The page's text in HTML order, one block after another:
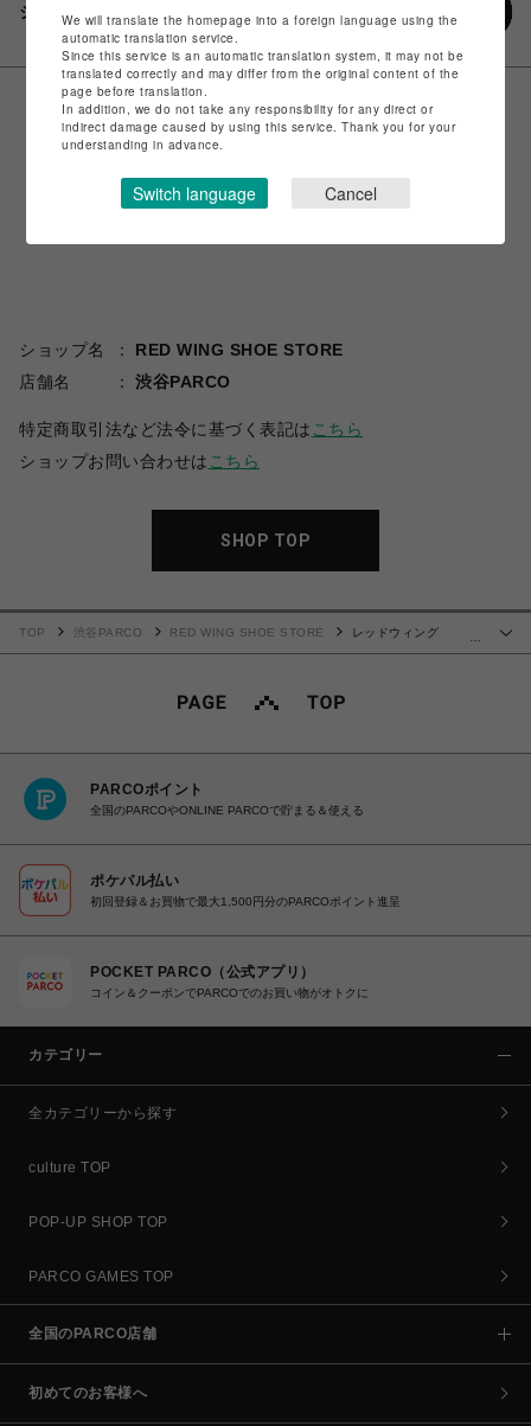
シェアする
ショップ名
RED WING SHOE STORE
店舗名
渋谷PARCO
特定商取引法など法令に基づく表記は こちら
ショップお問い合わせは こちら
SHOP TOP
TOP 渋谷PARCO RED WING SHOE STORE
レッドウィング
PARCOポイント
全国のPARCOやONLINE PARCOで貯まる＆使える
ポケパル払い
初回登録＆お買物で最大1,500円分のPARCOポイント進呈
POCKET PARCO（公式アプリ）
コイン＆クーポンでPARCOでのお買い物がオトクに
カテゴリー
全カテゴリーから探す
culture TOP
POP-UP SHOP TOP
PARCO GAMES TOP
全国のPARCO店舗
初めてのお客様へ
We will translate the homepage into a foreign language using the
automatic translation service.
Since this service is an automatic translation system, it may not be
translated correctly and may differ from the original content of the
page before translation.
In addition, we do not take any responsibility for any direct or
indirect damage caused by using this service. Thank you for your
understanding in advance.
Switch language Cancel